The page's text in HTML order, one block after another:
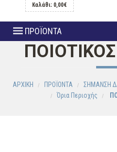
Καλάθι: 0,00€
ΠΡΟΪΟΝΤΑ
ΑΡΧΙΚΗ ΠΡΟΪΟΝΤΑ ΣΗΜΑΝΣΗ
Όρια Περιοχής